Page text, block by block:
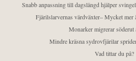
Snabb anpassning till dagslängd hjälper
Fjärilslarvernas värdväxter– Mycket mer
Monarker migrerar söderut
Mindre kräsna sydrovfjärilar
Vad tittar du på?